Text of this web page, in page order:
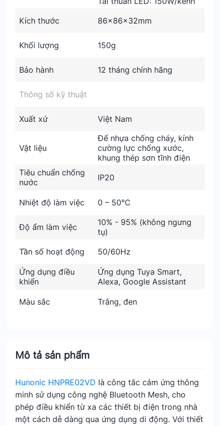
Mô tả sản phẩm
Hunonic HNPRE02VD là công tắc cảm ứng thông
minh sử dụng công nghệ Bluetooth Mesh, cho
phép điều khiển từ xa các thiết bị điện trong nhà
một cách dễ dàng qua ứng dụng di động. Với thiết
Kích thước
86x86x32mm
Khối lượng 150g
Bảo hành 12 tháng chính hãng
Thông số kỹ thuật
Xuất xứ Việt Nam
Vật liệu
Đế nhựa chống cháy, kính
cường lực chống xước,
khung thép sơn tĩnh điện
Tiêu chuẩn chống
nước
IP20
Nhiệt độ làm việc 0 – 50°C
Độ ẩm làm việc
10% - 95% (không ngưng
tụ)
Tần số hoạt động
50/60Hz
Ứng dụng điều
khiển
Ứng dụng Tuya Smart,
Alexa, Google Assistant
Màu sắc Trắng, đen